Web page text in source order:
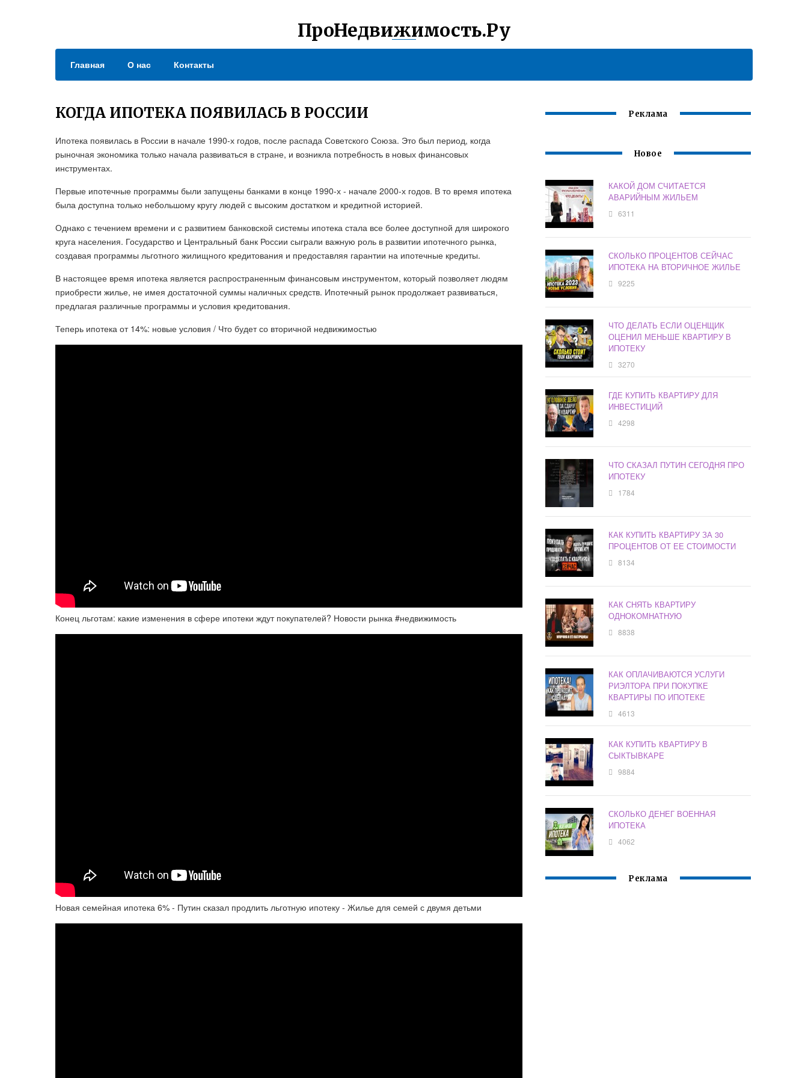
ПроНедвижимость.Ру
Главная О нас Контакты
КОГДА ИПОТЕКА ПОЯВИЛАСЬ В РОССИИ
Ипотека появилась в России в начале 1990-х годов, после распада Советского Союза. Это был период, когда
рыночная экономика только начала развиваться в стране, и возникла потребность в новых финансовых
инструментах.
Первые ипотечные программы были запущены банками в конце 1990-х - начале 2000-х годов. В то время ипотека
была доступна только небольшому кругу людей с высоким достатком и кредитной историей.
Однако с течением времени и с развитием банковской системы ипотека стала все более доступной для широкого
круга населения. Государство и Центральный банк России сыграли важную роль в развитии ипотечного рынка,
создавая программы льготного жилищного кредитования и предоставляя гарантии на ипотечные кредиты.
В настоящее время ипотека является распространенным финансовым инструментом, который позволяет людям
приобрести жилье, не имея достаточной суммы наличных средств. Ипотечный рынок продолжает развиваться,
предлагая различные программы и условия кредитования.
Теперь ипотека от 14%: новые условия / Что будет со вторичной недвижимостью
Конец льготам: какие изменения в сфере ипотеки ждут покупателей? Новости рынка #недвижимость
Новая семейная ипотека 6% - Путин сказал продлить льготную ипотеку - Жилье для семей с двумя детьми
Реклама
Новое
КАКОЙ ДОМ СЧИТАЕТСЯ
АВАРИЙНЫМ ЖИЛЬЕМ
6311
СКОЛЬКО ПРОЦЕНТОВ СЕЙЧАС
ИПОТЕКА НА ВТОРИЧНОЕ ЖИЛЬЕ
9225
ЧТО ДЕЛАТЬ ЕСЛИ ОЦЕНЩИК
ОЦЕНИЛ МЕНЬШЕ КВАРТИРУ В
ИПОТЕКУ
3270
ГДЕ КУПИТЬ КВАРТИРУ ДЛЯ
ИНВЕСТИЦИЙ
4298
ЧТО СКАЗАЛ ПУТИН СЕГОДНЯ ПРО
ИПОТЕКУ
1784
КАК КУПИТЬ КВАРТИРУ ЗА 30
ПРОЦЕНТОВ ОТ ЕЕ СТОИМОСТИ
8134
КАК СНЯТЬ КВАРТИРУ
ОДНОКОМНАТНУЮ
8838
КАК ОПЛАЧИВАЮТСЯ УСЛУГИ
РИЭЛТОРА ПРИ ПОКУПКЕ
КВАРТИРЫ ПО ИПОТЕКЕ
4613
КАК КУПИТЬ КВАРТИРУ В
СЫКТЫВКАРЕ
9884
СКОЛЬКО ДЕНЕГ ВОЕННАЯ
ИПОТЕКА
4062
Реклама